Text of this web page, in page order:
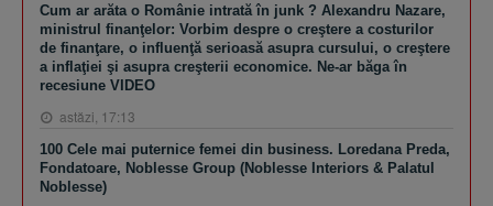
Cum ar arăta o Românie intrată în junk ? Alexandru Nazare,
ministrul finanţelor: Vorbim despre o creştere a costurilor
de finanţare, o influenţă serioasă asupra cursului, o creştere
a inflaţiei şi asupra creşterii economice. Ne-ar băga în
recesiune VIDEO
astăzi, 17:13
100 Cele mai puternice femei din business. Loredana Preda,
Fondatoare, Noblesse Group (Noblesse Interiors & Palatul
Noblesse)